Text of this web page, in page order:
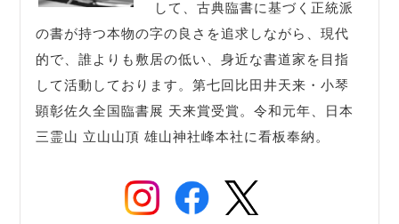
して、古典臨書に基づく正統派
の書が持つ本物の字の良さを追求しながら、現代
的で、誰よりも敷居の低い、身近な書道家を目指
して活動しております。第七回比田井天来・小琴
顕彰佐久全国臨書展 天来賞受賞。令和元年、日本
三霊山 立山山頂 雄山神社峰本社に看板奉納。